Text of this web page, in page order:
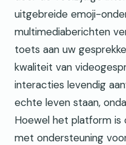
uitgebreide emoji-
multimediaberichten
toets aan uw
kwaliteit van
interacties levendig
echte leven staan,
Hoewel het platform is
met ondersteuning